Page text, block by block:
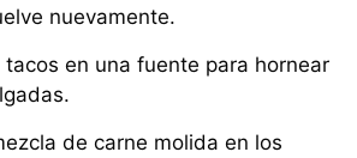
nuevamente.
tacos en una fuente para hornear
de carne molida en los